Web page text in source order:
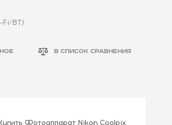
BT)
В СПИСОК СРАВНЕНИЯ
Фотоаппарат Nikon Coolpix